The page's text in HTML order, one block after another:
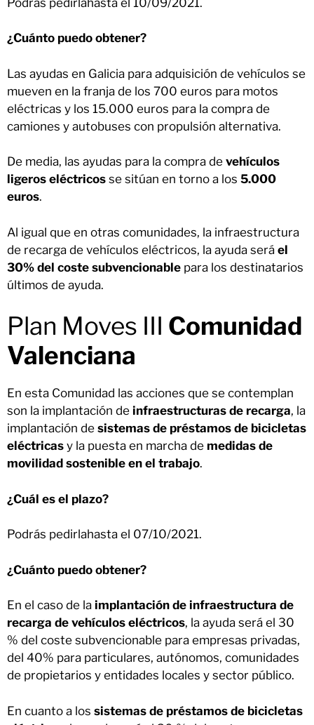
¿Cuánto puedo obtener?
Las ayudas en Galicia para adquisición de vehículos se
mueven en la franja de los 700 euros para motos
eléctricas y los 15.000 euros para la compra de
camiones y autobuses con propulsión alternativa.
De media, las ayudas para la compra de vehículos
ligeros eléctricos se sitúan en torno a los 5.000
euros.
Al igual que en otras comunidades, la infraestructura
de recarga de vehículos eléctricos, la ayuda será el
30% del coste subvencionable para los destinatarios
últimos de ayuda.
Plan Moves III Comunidad
Valenciana
En esta Comunidad las acciones que se contemplan
son la implantación de infraestructuras de recarga, la
implantación de sistemas de préstamos de bicicletas
eléctricas y la puesta en marcha de medidas de
movilidad sostenible en el trabajo.
¿Cuál es el plazo?
Podrás pedirlahasta el 07/10/2021.
¿Cuánto puedo obtener?
En el caso de la implantación de infraestructura de
recarga de vehículos eléctricos, la ayuda será el 30
% del coste subvencionable para empresas privadas,
del 40% para particulares, autónomos, comunidades
de propietarios y entidades locales y sector público.
En cuanto a los sistemas de préstamos de bicicletas